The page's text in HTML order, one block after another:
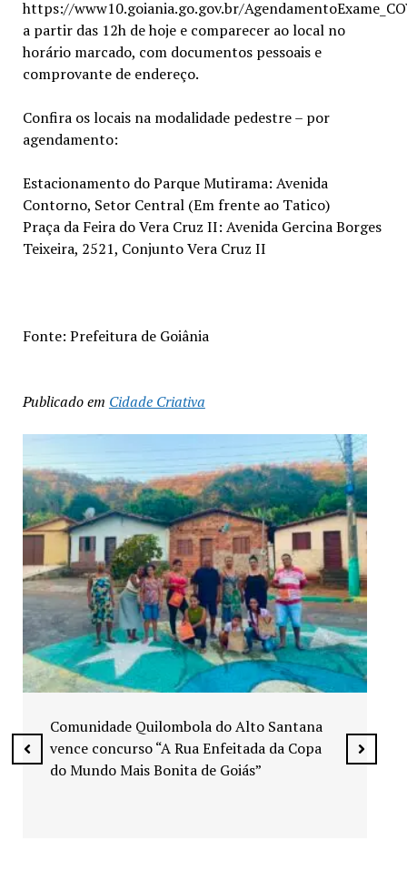
https://www10.goiania.go.gov.br/
a partir das 12h de hoje e comparecer ao local no
horário marcado, com documentos pessoais e
comprovante de endereço.
Confira os locais na modalidade pedestre – por
agendamento:
Estacionamento do Parque Mutirama: Avenida
Contorno, Setor Central (Em frente ao Tatico)
Praça da Feira do Vera Cruz II: Avenida Gercina Borges
Teixeira, 2521, Conjunto Vera Cruz II
Fonte: Prefeitura de Goiânia
Publicado em Cidade Criativa
Exposição “Arte em Cores” leva pinturas a
espaços públicos de Senador Canedo